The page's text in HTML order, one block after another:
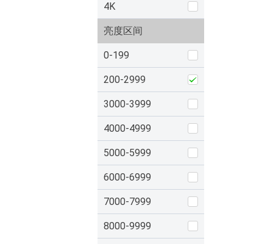
4K
亮度区间
0-199
200-2999
3000-3999
4000-4999
5000-5999
6000-6999
7000-7999
8000-9999